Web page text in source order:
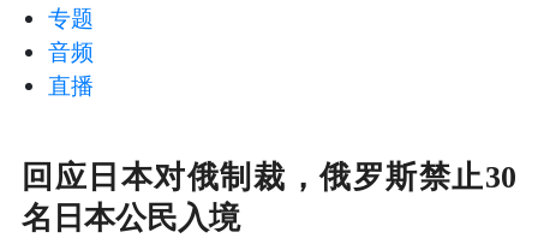
专题
音频
直播
回应日本对俄制裁，俄罗斯禁止30
名日本公民入境